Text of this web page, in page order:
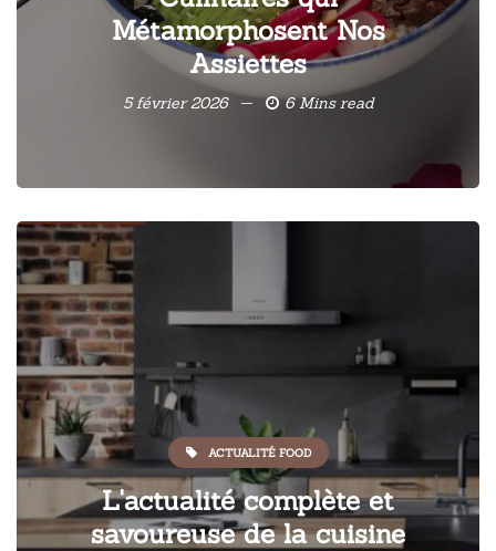
Métamorphosent Nos
Assiettes
5 février 2026 6 Mins read
ACTUALITÉ FOOD
L'actualité complète et
savoureuse de la cuisine